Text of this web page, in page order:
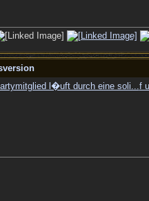
l�uft durch eine soli...f